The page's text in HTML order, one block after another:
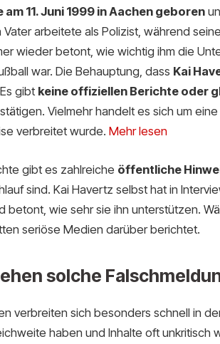
11. Juni 1999 in Aachen geboren
Vater arbeitete als Polizist, während
wieder betont, wie wichtig ihm die
war. Die Behauptung, dass Kai
gibt keine offiziellen Berichte oder
Vielmehr handelt es sich um
verbreitet wurde. Mehr lesen
gibt es zahlreiche öffentliche
sind. Kai Havertz selbst hat in
betont, wie sehr sie ihn unterstützen.
seriöse Medien darüber berichtet.
solche
verbreiten sich besonders schnell in
haben und Inhalte oft unkritisch